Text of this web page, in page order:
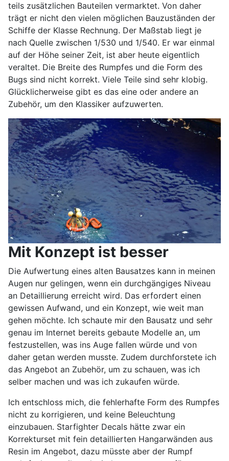
teils zusätzlichen Bauteilen vermarktet. Von daher
trägt er nicht den vielen möglichen Bauzuständen der
Schiffe der Klasse Rechnung. Der Maßstab liegt je
nach Quelle zwischen 1/530 und 1/540. Er war einmal
auf der Höhe seiner Zeit, ist aber heute eigentlich
veraltet. Die Breite des Rumpfes und die Form des
Bugs sind nicht korrekt. Viele Teile sind sehr klobig.
Glücklicherweise gibt es das eine oder andere an
Zubehör, um den Klassiker aufzuwerten.
Mit Konzept ist besser
Die Aufwertung eines alten Bausatzes kann in meinen
Augen nur gelingen, wenn ein durchgängiges Niveau
an Detaillierung erreicht wird. Das erfordert einen
gewissen Aufwand, und ein Konzept, wie weit man
gehen möchte. Ich schaute mir den Bausatz und sehr
genau im Internet bereits gebaute Modelle an, um
festzustellen, was ins Auge fallen würde und von
daher getan werden musste. Zudem durchforstete ich
das Angebot an Zubehör, um zu schauen, was ich
selber machen und was ich zukaufen würde.
Ich entschloss mich, die fehlerhafte Form des Rumpfes
nicht zu korrigieren, und keine Beleuchtung
einzubauen. Starfighter Decals hätte zwar ein
Korrekturset mit fein detaillierten Hangarwänden aus
Resin im Angebot, dazu müsste aber der Rumpf